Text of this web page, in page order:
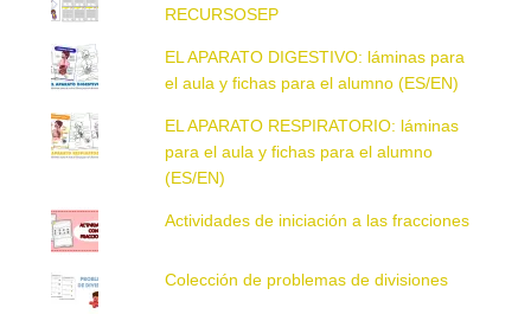
RECURSOSEP
EL APARATO DIGESTIVO: láminas para
el aula y fichas para el alumno (ES/EN)
EL APARATO RESPIRATORIO: láminas
para el aula y fichas para el alumno
(ES/EN)
Actividades de iniciación a las fracciones
Colección de problemas de divisiones